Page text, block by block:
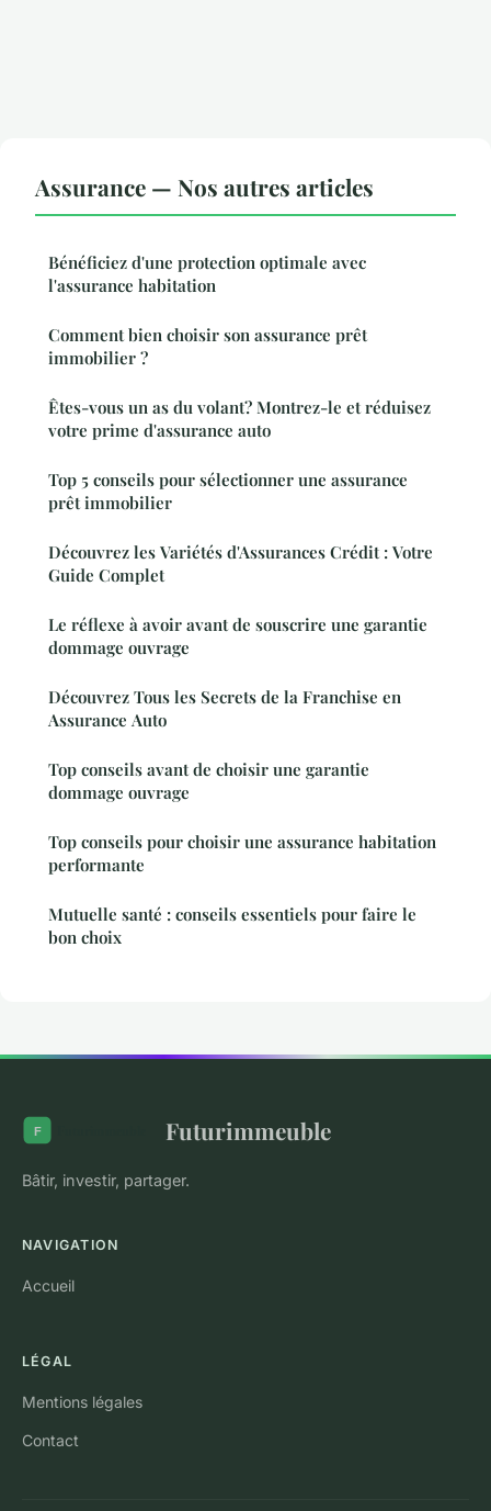
Assurance — Nos autres articles
Bénéficiez d'une protection optimale avec
l'assurance habitation
Comment bien choisir son assurance prêt
immobilier ?
Êtes-vous un as du volant? Montrez-le et réduisez
votre prime d'assurance auto
Top 5 conseils pour sélectionner une assurance
prêt immobilier
Découvrez les Variétés d'Assurances Crédit : Votre
Guide Complet
Le réflexe à avoir avant de souscrire une garantie
dommage ouvrage
Découvrez Tous les Secrets de la Franchise en
Assurance Auto
Top conseils avant de choisir une garantie
dommage ouvrage
Top conseils pour choisir une assurance habitation
performante
Mutuelle santé : conseils essentiels pour faire le
bon choix
Futurimmeuble
Bâtir, investir, partager.
NAVIGATION
Accueil
LÉGAL
Mentions légales
Contact